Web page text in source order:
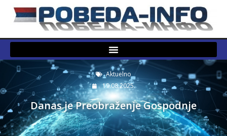
Aktuelno
19.08.2025.
Danas je Preobraženje Gospodnje